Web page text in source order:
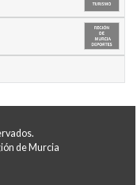
de Murcia